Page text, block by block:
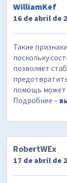
WilliamKef
16 de abril de
Такие
поскольку
позволяет
помощь может
Подробнее –
RobertWEx
17 de abril de